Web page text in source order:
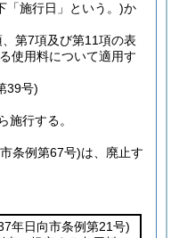
「施行日」という。)か
第7項及び第11項の表
使用料について適用す
39号)
施行する。
条例第67号)は、廃止す
年日向市条例第21号)